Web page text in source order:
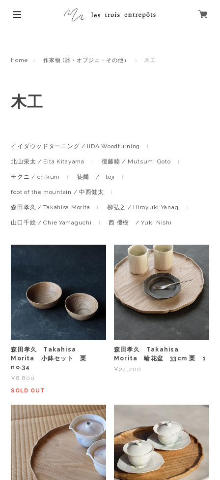
Home 作家物 (器・オブジェ・その他） 木工
木工
イイダウッドターニング / iiDA Woodturning
北山栄太 / Eita Kitayama 後藤睦 / Mutsumi Goto
チクニ / chikuni 徒爾 / toji
foot of the mountain / 中西健太
森田孝久 / Takahisa Morita 柳弘之 / Hiroyuki Yanagi
山口千絵 / Chie Yamaguchi 西 優樹 / Yuki Nishi
森田孝久 Takahisa
Morita 小鉢セット 栗
no.34
¥8,800
SOLD OUT
森田孝久 Takahisa
Morita 輪花盆 33cm 栗 1
¥24,200